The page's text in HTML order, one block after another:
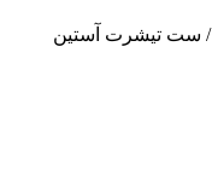
/ ست تیشرت آستین